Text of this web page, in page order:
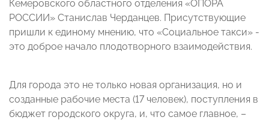
Кемеровского областного отделения «ОПОРА
РОССИИ» Станислав Черданцев. Присутствующие
пришли к единому мнению, что «Социальное такси» -
это доброе начало плодотворного взаимодействия.
Для города это не только новая организация, но и
созданные рабочие места (17 человек), поступления в
бюджет городского округа, и, что самое главное, –